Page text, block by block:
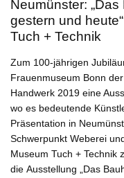
Neumünster:
gestern und
Tuch + Technik
Zum 100-jährigen
Frauenmuseum Bonn
Handwerk 2019 eine
wo es bedeutende
Präsentation in
Schwerpunkt Weberei
Museum Tuch + Technik
die Ausstellung „Das